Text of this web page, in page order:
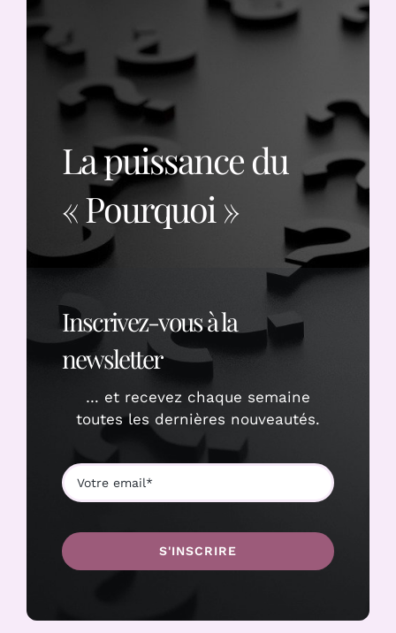
La puissance du
« Pourquoi »
Inscrivez-vous à la
newsletter
… et recevez chaque semaine
toutes les dernières nouveautés.
S'INSCRIRE